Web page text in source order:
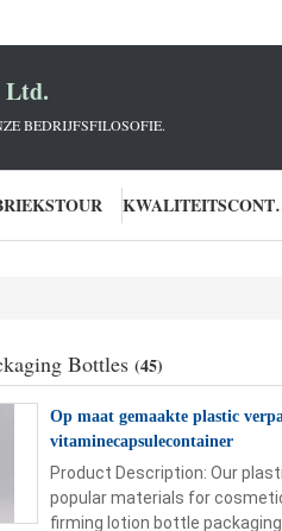
Ltd.
BEDRIJFSFILOSOFIE.
Bottles (45)
Op maat gemaakte plastic
vitaminecapsulecontainer
Product Description: Our
popular materials for
firming lotion bottle